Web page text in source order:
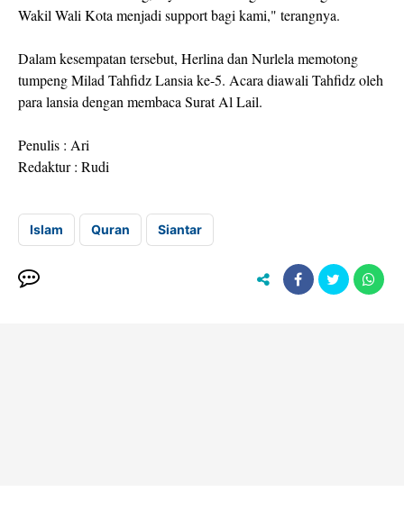
Wakil Wali Kota menjadi support bagi kami," terangnya.
Dalam kesempatan tersebut, Herlina dan Nurlela memotong
tumpeng Milad Tahfidz Lansia ke-5. Acara diawali Tahfidz oleh
para lansia dengan membaca Surat Al Lail.
Penulis : Ari
Redaktur : Rudi
Islam Quran Siantar